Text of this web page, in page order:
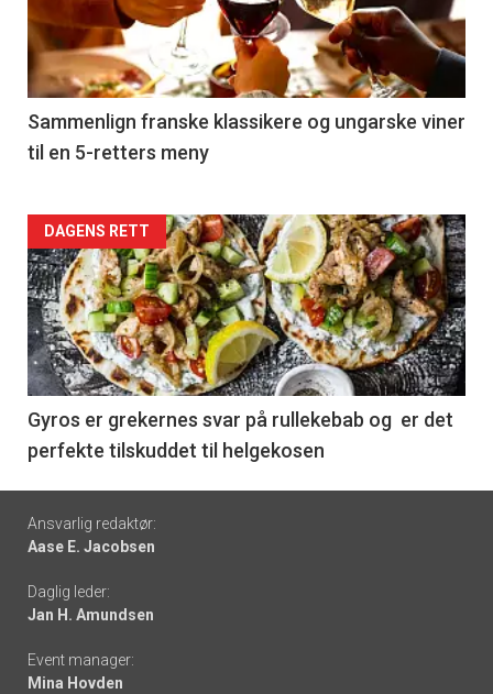
nå
-
5
Sammenlign franske klassikere og ungarske viner
til en 5-retters meny
Forsiden
akkurat
nå
-
6
DAGENS RETT
Gyros er grekernes svar på rullekebab og er det
perfekte tilskuddet til helgekosen
Footer
-
links
Ansvarlig redaktør:
Aase E. Jacobsen
Daglig leder:
Jan H. Amundsen
Event manager:
Mina Hovden